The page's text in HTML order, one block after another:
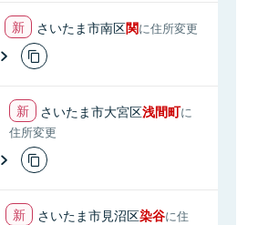
さいたま市南区関に住所変更
さいたま市大宮区浅間町に
住所変更
さいたま市見沼区染谷に住